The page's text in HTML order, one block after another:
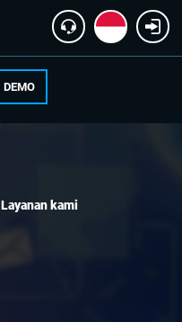
DEMO
Layanan kami